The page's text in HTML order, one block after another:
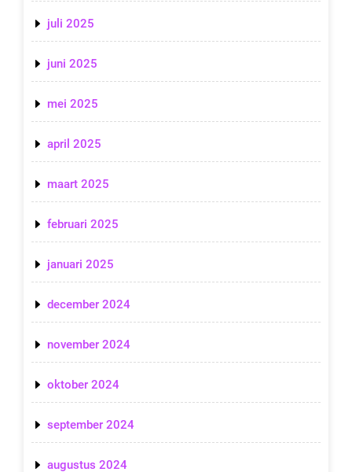
juli 2025
juni 2025
mei 2025
april 2025
maart 2025
februari 2025
januari 2025
december 2024
november 2024
oktober 2024
september 2024
augustus 2024